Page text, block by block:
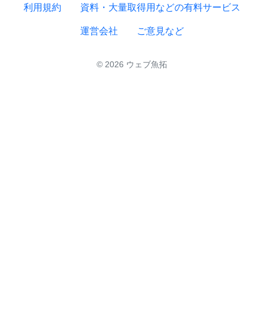
利用規約 資料・大量取得用などの有料サービス
運営会社 ご意見など
© 2026 ウェブ魚拓